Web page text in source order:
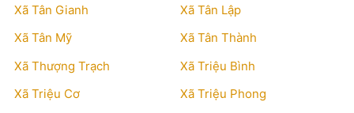
Xã Tân Gianh
Xã Tân Lập
Xã Tân Mỹ
Xã Tân Thành
Xã Thượng Trạch
Xã Triệu Bình
Xã Triệu Cơ
Xã Triệu Phong